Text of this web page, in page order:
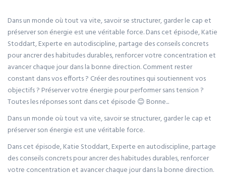
Dans un monde où tout va vite, savoir se structurer, garder le cap et
préserver son énergie est une véritable force. Dans cet épisode, Katie
Stoddart, Experte en autodiscipline, partage des conseils concrets
pour ancrer des habitudes durables, renforcer votre concentration et
avancer chaque jour dans la bonne direction. Comment rester
constant dans vos efforts ? Créer des routines qui soutiennent vos
objectifs ? Préserver votre énergie pour performer sans tension ?
Toutes les réponses sont dans cet épisode 😊 Bonne...
Dans un monde où tout va vite, savoir se structurer, garder le cap et
préserver son énergie est une véritable force.
Dans cet épisode, Katie Stoddart, Experte en autodiscipline, partage
des conseils concrets pour ancrer des habitudes durables, renforcer
votre concentration et avancer chaque jour dans la bonne direction.